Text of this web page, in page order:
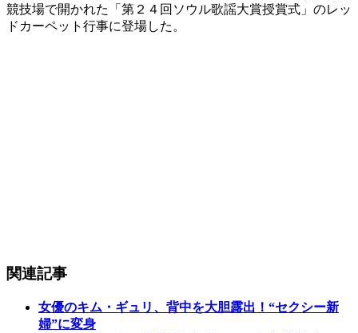
競技場で開かれた「第２４回ソウル歌謡大賞授賞式」のレッ
ドカーペット行事に登場した。
関連記事
女優のキム・ギュリ、背中を大胆露出！“セクシー新
婦”に変身